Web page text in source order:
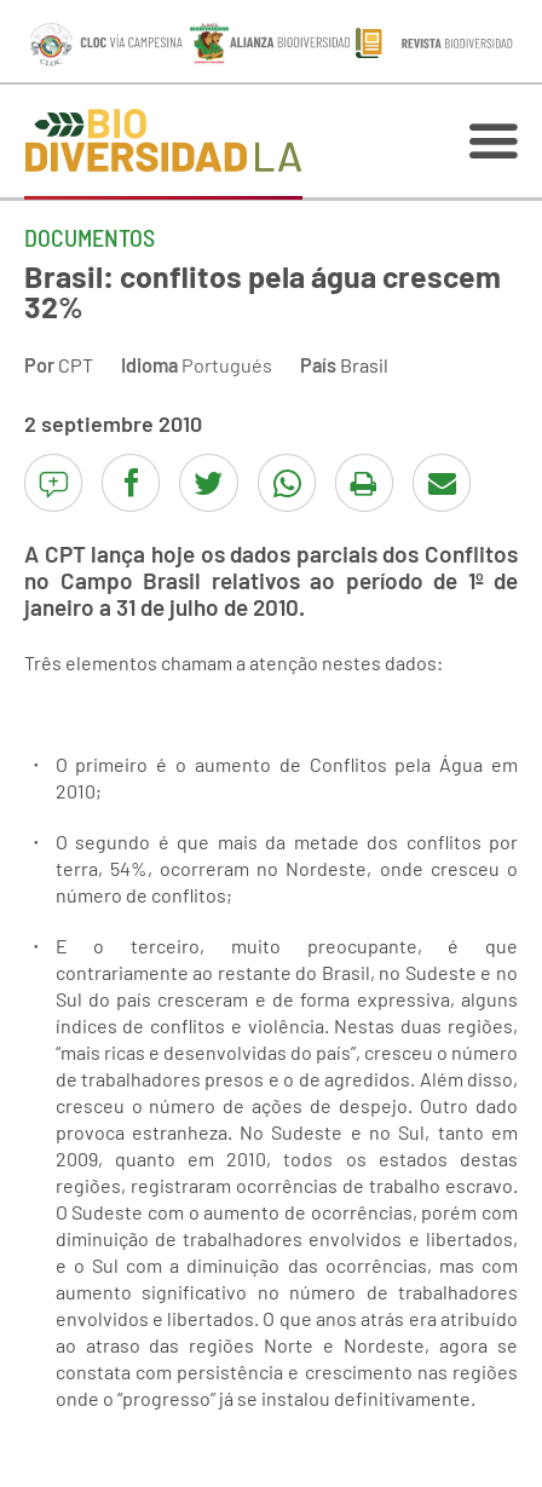
DOCUMENTOS
Brasil: conflitos pela água crescem
32%
Por CPT Idioma Portugués País Brasil
2 septiembre 2010
A CPT lança hoje os dados parciais dos Conflitos
no Campo Brasil relativos ao período de 1º de
janeiro a 31 de julho de 2010.
Três elementos chamam a atenção nestes dados:
O primeiro é o aumento de Conflitos pela Água em
2010;
O segundo é que mais da metade dos conflitos por
terra, 54%, ocorreram no Nordeste, onde cresceu o
número de conflitos;
E o terceiro, muito preocupante, é que
contrariamente ao restante do Brasil, no Sudeste e no
Sul do país cresceram e de forma expressiva, alguns
índices de conflitos e violência. Nestas duas regiões,
“mais ricas e desenvolvidas do país”, cresceu o número
de trabalhadores presos e o de agredidos. Além disso,
cresceu o número de ações de despejo. Outro dado
provoca estranheza. No Sudeste e no Sul, tanto em
2009, quanto em 2010, todos os estados destas
regiões, registraram ocorrências de trabalho escravo.
O Sudeste com o aumento de ocorrências, porém com
diminuição de trabalhadores envolvidos e libertados,
e o Sul com a diminuição das ocorrências, mas com
aumento significativo no número de trabalhadores
envolvidos e libertados. O que anos atrás era atribuído
ao atraso das regiões Norte e Nordeste, agora se
constata com persistência e crescimento nas regiões
onde o “progresso” já se instalou definitivamente.